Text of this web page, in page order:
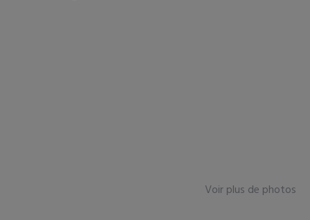
Voir plus de photos